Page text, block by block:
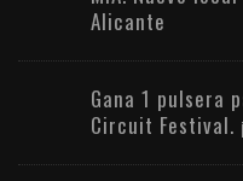
Alicante
Gana 1 pulsera
Circuit Festival.